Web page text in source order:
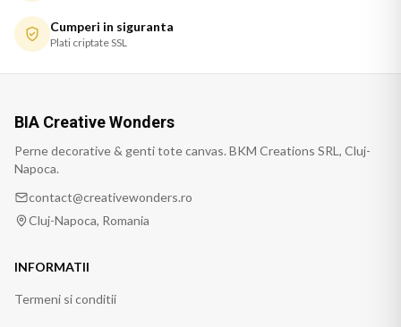
Cumperi in siguranta
Plati criptate SSL
BIA Creative Wonders
Perne decorative & genti tote canvas. BKM Creations SRL, Cluj-
Napoca.
contact@creativewonders.ro
Cluj-Napoca, Romania
INFORMATII
Termeni si conditii